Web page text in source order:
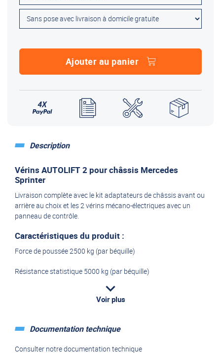
Ajouter au panier
Description
Vérins AUTOLIFT 2 pour châssis Mercedes
Sprinter
Livraison complète avec le kit adaptateurs de châssis avant ou
arrière au choix et les 2 vérins mécano-électriques avec un
panneau de contrôle.
Caractéristiques du produit :
Force de poussée 2500 kg (par béquille)
Résistance statistique 5000 kg (par béquille)
Vitesse de descente : 5 mm / sec
Voir plus
Documentation technique
Consulter notre documentation technique